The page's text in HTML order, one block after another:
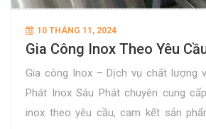
10 THÁNG 11, 2024
Gia Công Inox Theo Yêu
Gia công Inox – Dịch vụ chất lượng
Phát Inox Sáu Phát chuyên cung
inox theo yêu cầu, cam kết sản